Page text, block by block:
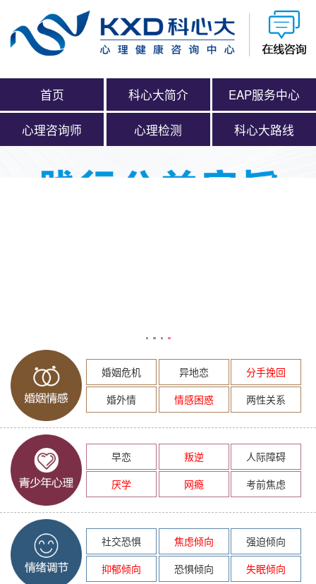
首页 科心大简介 EAP服务中心
心理咨询师 心理检测 科心大路线
婚姻危机 异地恋
分手挽回
婚外情
情感困惑 两性关系
早恋 叛逆
人际障碍
厌学
网瘾 考前焦虑
社交恐惧 焦虑倾向
强迫倾向
抑郁倾向
恐惧倾向 失眠倾向